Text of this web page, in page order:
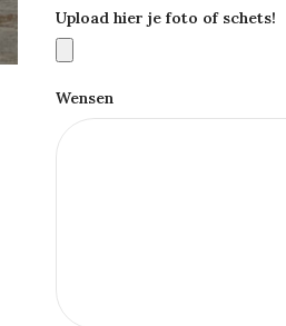
Upload hier je foto of schets!
Wensen